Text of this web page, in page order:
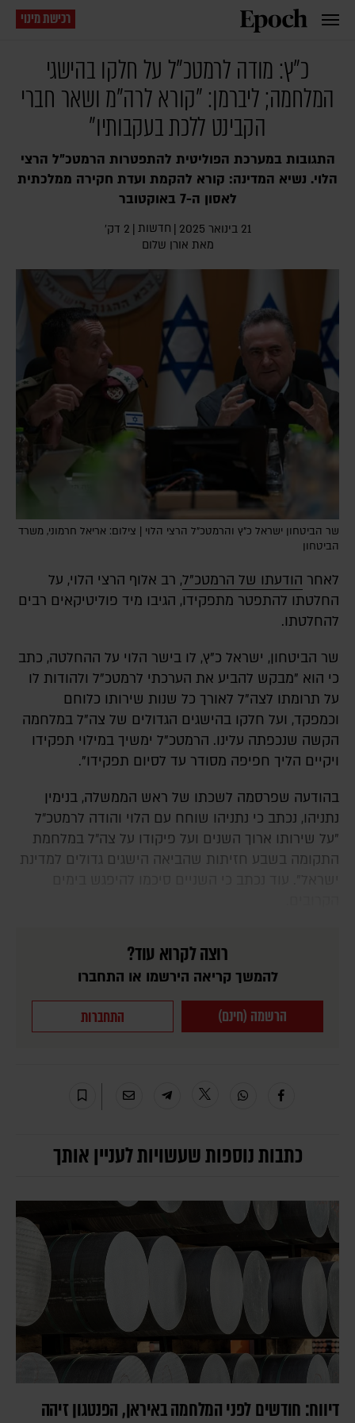
רכישת מינוי
כ"ץ: מודה לרמטכ"ל על חלקו בהישגי
המלחמה; ליברמן: "קורא לרה"מ ושאר חברי
הקבינט ללכת בעקבותיו"
התגובות במערכת הפוליטית להתפטרות הרמטכ"ל הרצי
הלוי. נשיא המדינה: קורא להקמת ועדת חקירה ממלכתית
לאסון ה-7 באוקטובר
21 בינואר 2025 | חדשות | 2 דק׳
מאת אורן שלום
שר הביטחון ישראל כ"ץ והרמטכ"ל הרצי הלוי | צילום: אריאל חרמוני, משרד
הביטחון
לאחר הודעתו של הרמטכ"ל, רב אלוף הרצי הלוי, על
החלטתו להתפטר מתפקידו, הגיבו מיד פוליטיקאים רבים
להחלטתו.
שר הביטחון, ישראל כ"ץ, לו בישר הלוי על ההחלטה, כתב
כי הוא "מבקש להביע את הערכתי לרמטכ"ל ולהודות לו
על תרומתו לצה"ל לאורך כל שנות שירותו כלוחם
וכמפקד, ועל חלקו בהישגים הגדולים של צה"ל במלחמה
הקשה שנכפתה עלינו. הרמטכ"ל ימשיך במילוי תפקידו
ויקיים הליך חפיפה מסודר עד לסיום תפקידו".
בהודעה שפרסמה לשכתו של ראש הממשלה, בנימין
נתניהו, נכתב כי נתניהו שוחח עם הלוי והודה לרמטכ״ל
"על שירותו ארוך השנים ועל פיקודו על צה״ל במלחמת
התקומה בשבע חזיתות שהביאה הישגים גדולים למדינת
רוצה לקרוא עוד?
להמשך קריאה הירשמו או התחברו
הרשמה (חינם) התחברות
כתבות נוספות שעשויות לעניין אותך
דיווח: חודשים לפני המלחמה באיראן, הפנטגון זיהה